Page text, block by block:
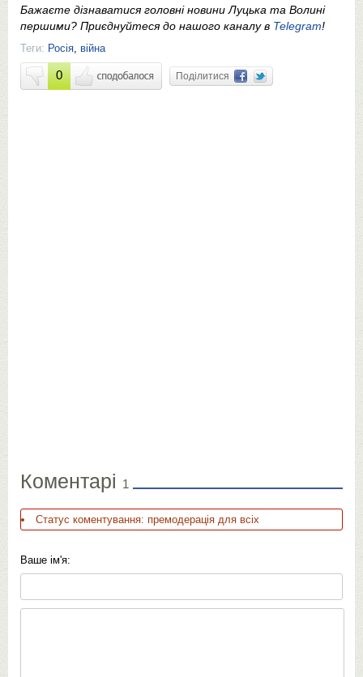
Бажаєте дізнаватися головні новини Луцька та Волині
першими? Приєднуйтеся до нашого каналу в Telegram!
Теги: Росія війна
0 Поділитися
Коментарі 1
Статус коментування: премодерація для всіх
Ваше ім'я: